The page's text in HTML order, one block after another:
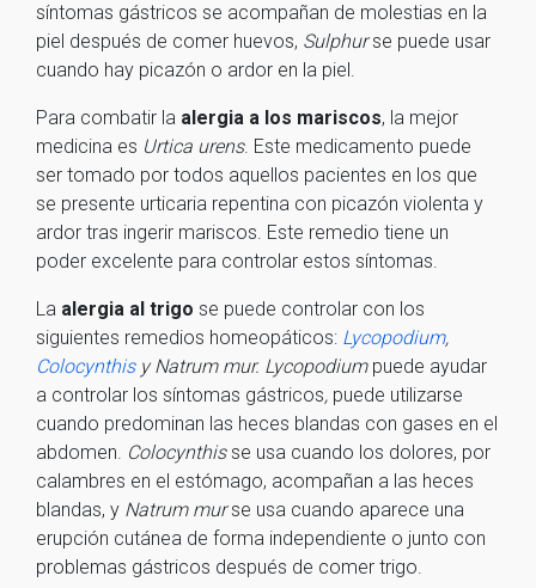
síntomas gástricos se acompañan de molestias en la
piel después de comer huevos, Sulphurse puede usar
cuando hay picazón o ardor en la piel.
Para combatir la alergia a los mariscos, la mejor
medicina es Urtica urens. Este medicamento puede
ser tomado por todos aquellos pacientes en los que
se presente urticaria repentina con picazón violenta y
ardor tras ingerir mariscos. Este remedio tiene un
poder excelente para controlar estos síntomas.
La alergia al trigo se puede controlar con los
siguientes remedios homeopáticos: Lycopodium,
Colocynthis y Natrum mur. Lycopodiumpuede ayudar
a controlar los síntomas gástricos, puede utilizarse
cuando predominan las heces blandas con gases en el
abdomen. Colocynthisse usa cuando los dolores, por
calambres en el estómago, acompañan a las heces
blandas, y Natrum murse usa cuando aparece una
erupción cutánea de forma independiente o junto con
problemas gástricos después de comer trigo.